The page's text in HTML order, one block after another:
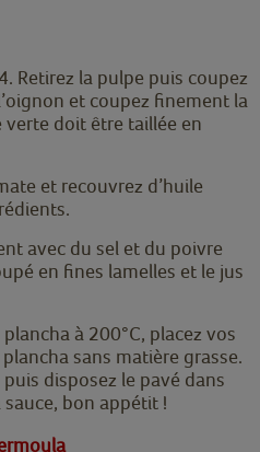
Retirez la pulpe puis coupez
et coupez finement la
verte doit être taillée en
et recouvrez d’huile
avec du sel et du poivre
en fines lamelles et le jus
à 200°C, placez vos
sans matière grasse.
disposez le pavé dans
bon appétit !